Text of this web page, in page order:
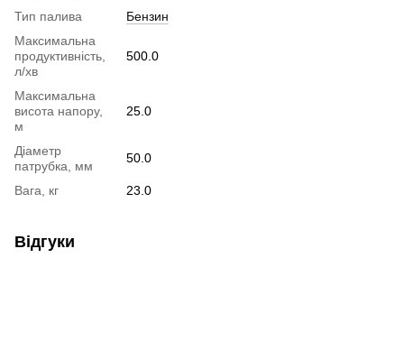
Тип палива
Бензин
Максимальна
продуктивність,
л/хв
500.0
Максимальна
висота напору,
м
25.0
Діаметр
патрубка, мм
50.0
Вага, кг 23.0
Відгуки